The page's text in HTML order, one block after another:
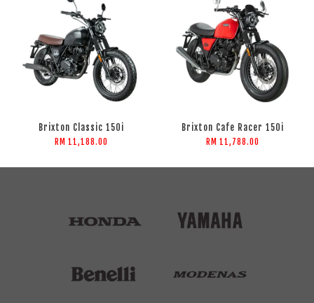
Brixton Classic 150i
RM 11,188.00
Brixton Cafe Racer 150i
RM 11,788.00